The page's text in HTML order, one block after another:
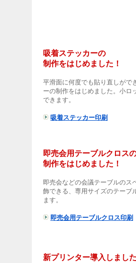
吸着ステッカーの
制作をはじめました！
平滑面に何度でも貼り直しがで
ーの制作をはじめました。小ロ
できます。
吸着ステッカー印刷
即売会用テーブルクロス
制作をはじめました！
即売会などの会議テーブルのス
飾できる、専用サイズのテーブ
ます。
即売会用テーブルクロス印刷
新プリンター導入しました